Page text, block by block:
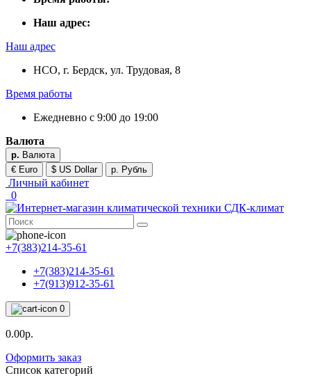
Наш адрес:
Наш адрес
НСО, г. Бердск, ул. Трудовая, 8
Время работы
Ежедневно с 9:00 до 19:00
Валюта
р. Валюта
€ Euro
$ US Dollar р. Рубль
Личный кабинет
0
+7(383)214-35-61
+7(383)214-35-61
+7(913)912-35-61
0
0.00р.
Оформить заказ
Список категорий